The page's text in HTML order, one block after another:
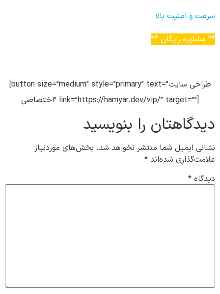
سرعت و امنیت بالا
** مشاوره رایگان **
[button size=”medium” style=”primary” text=”طراحی سایت
اختصاصی” link=”https://hamyar.dev/vip/” target=””]
دیدگاهتان را بنویسید
نشانی ایمیل شما منتشر نخواهد شد. بخش‌های موردنیاز
علامت‌گذاری شده‌اند *
دیدگاه *